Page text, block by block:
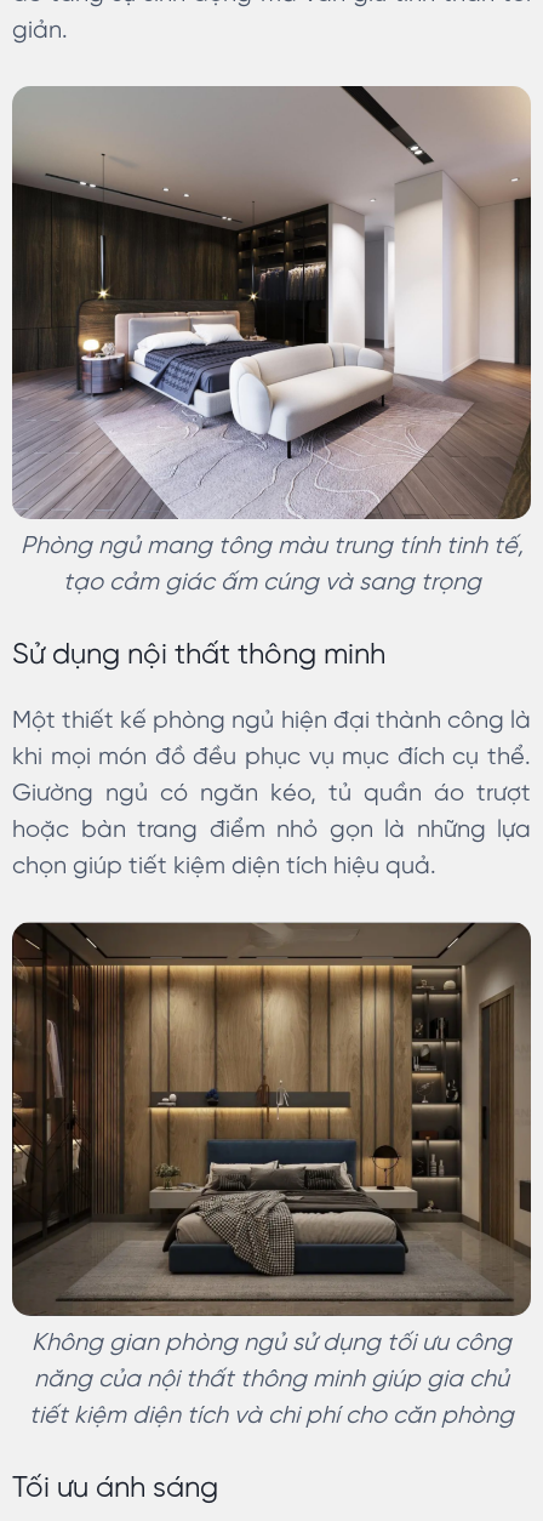
giản.
Phòng ngủ mang tông màu trung tính tinh tế,
tạo cảm giác ấm cúng và sang trọng
Sử dụng nội thất thông minh
Một thiết kế phòng ngủ hiện đại thành công là
khi mọi món đồ đều phục vụ mục đích cụ thể.
Giường ngủ có ngăn kéo, tủ quần áo trượt
hoặc bàn trang điểm nhỏ gọn là những lựa
chọn giúp tiết kiệm diện tích hiệu quả.
Không gian phòng ngủ sử dụng tối ưu công
năng của nội thất thông minh giúp gia chủ
tiết kiệm diện tích và chi phí cho căn phòng
Tối ưu ánh sáng